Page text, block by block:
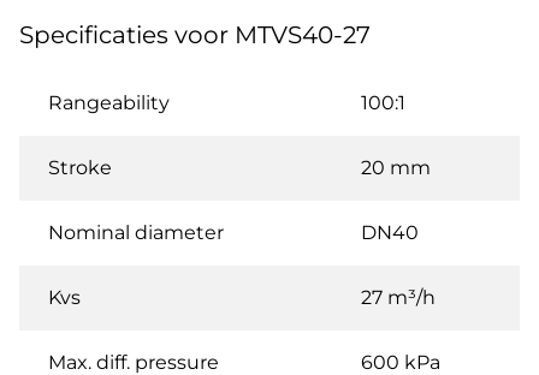
Specificaties voor MTVS40-27
Rangeability 100:1
Stroke 20 mm
Nominal diameter DN40
Kvs 27 m³/h
Max. diff. pressure 600 kPa